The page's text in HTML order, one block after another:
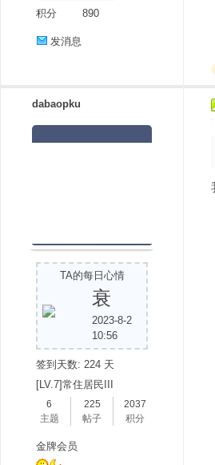
积分 890
发消息
dabaopku
TA的每日心情
衰
2023-8-2
10:56
签到天数: 224 天
[LV.7]常住居民III
6
主题
225
帖子
2037
积分
金牌会员